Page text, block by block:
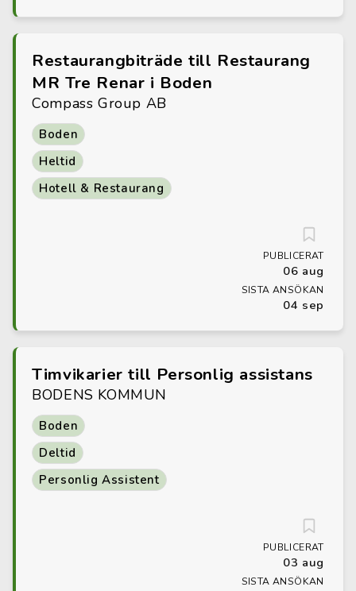
Restaurangbiträde till Restaurang
MR Tre Renar i Boden
Compass Group AB
Boden
Heltid
Hotell & Restaurang
PUBLICERAT
06 aug
SISTA ANSÖKAN
04 sep
Timvikarier till Personlig assistans
BODENS KOMMUN
Boden
Deltid
Personlig Assistent
PUBLICERAT
03 aug
SISTA ANSÖKAN